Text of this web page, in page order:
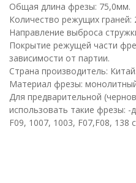
Общая длина фрезы: 75,0мм.
Количество режущих граней:
Направление выброса
Покрытие режущей части
зависимости от партии.
Страна производитель: Китай.
Материал фрезы:
Для предварительной
использовать такие фрезы: -
F09, 1007, 1003, F07,F08, 138